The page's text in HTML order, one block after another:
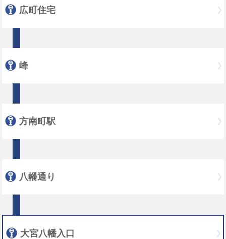
広町住宅
峰
方南町駅
八幡通り
大宮八幡入口